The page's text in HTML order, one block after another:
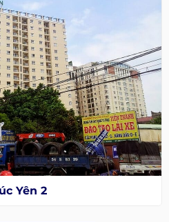
Yên 2